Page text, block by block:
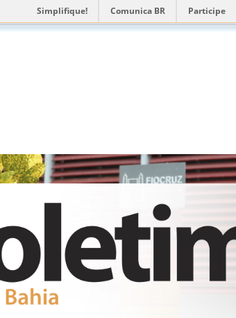
Simplifique! Comunica BR Participe